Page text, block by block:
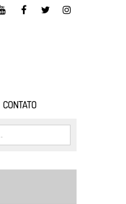
CONTATO